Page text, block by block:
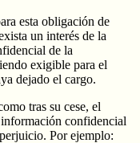
esta obligación de
un interés de la
de la
exigible para el
dejado el cargo.
tras su cese, el
confidencial
Por ejemplo: